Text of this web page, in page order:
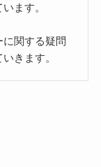
ます。
関する疑問
きます。